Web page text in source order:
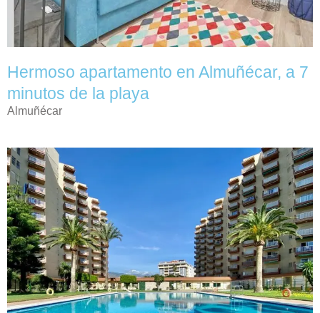
Hermoso apartamento en Almuñécar, a 7
minutos de la playa
Almuñécar